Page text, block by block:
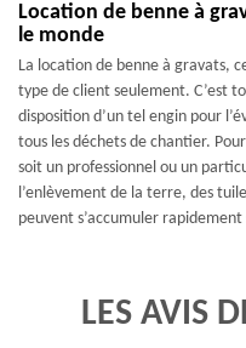
Location de benne à
le monde
La location de benne à gravats,
type de client seulement. C’est
disposition d’un tel engin pour
tous les déchets de chantier.
soit un professionnel ou un
l’enlèvement de la terre, des
peuvent s’accumuler
LES AVIS